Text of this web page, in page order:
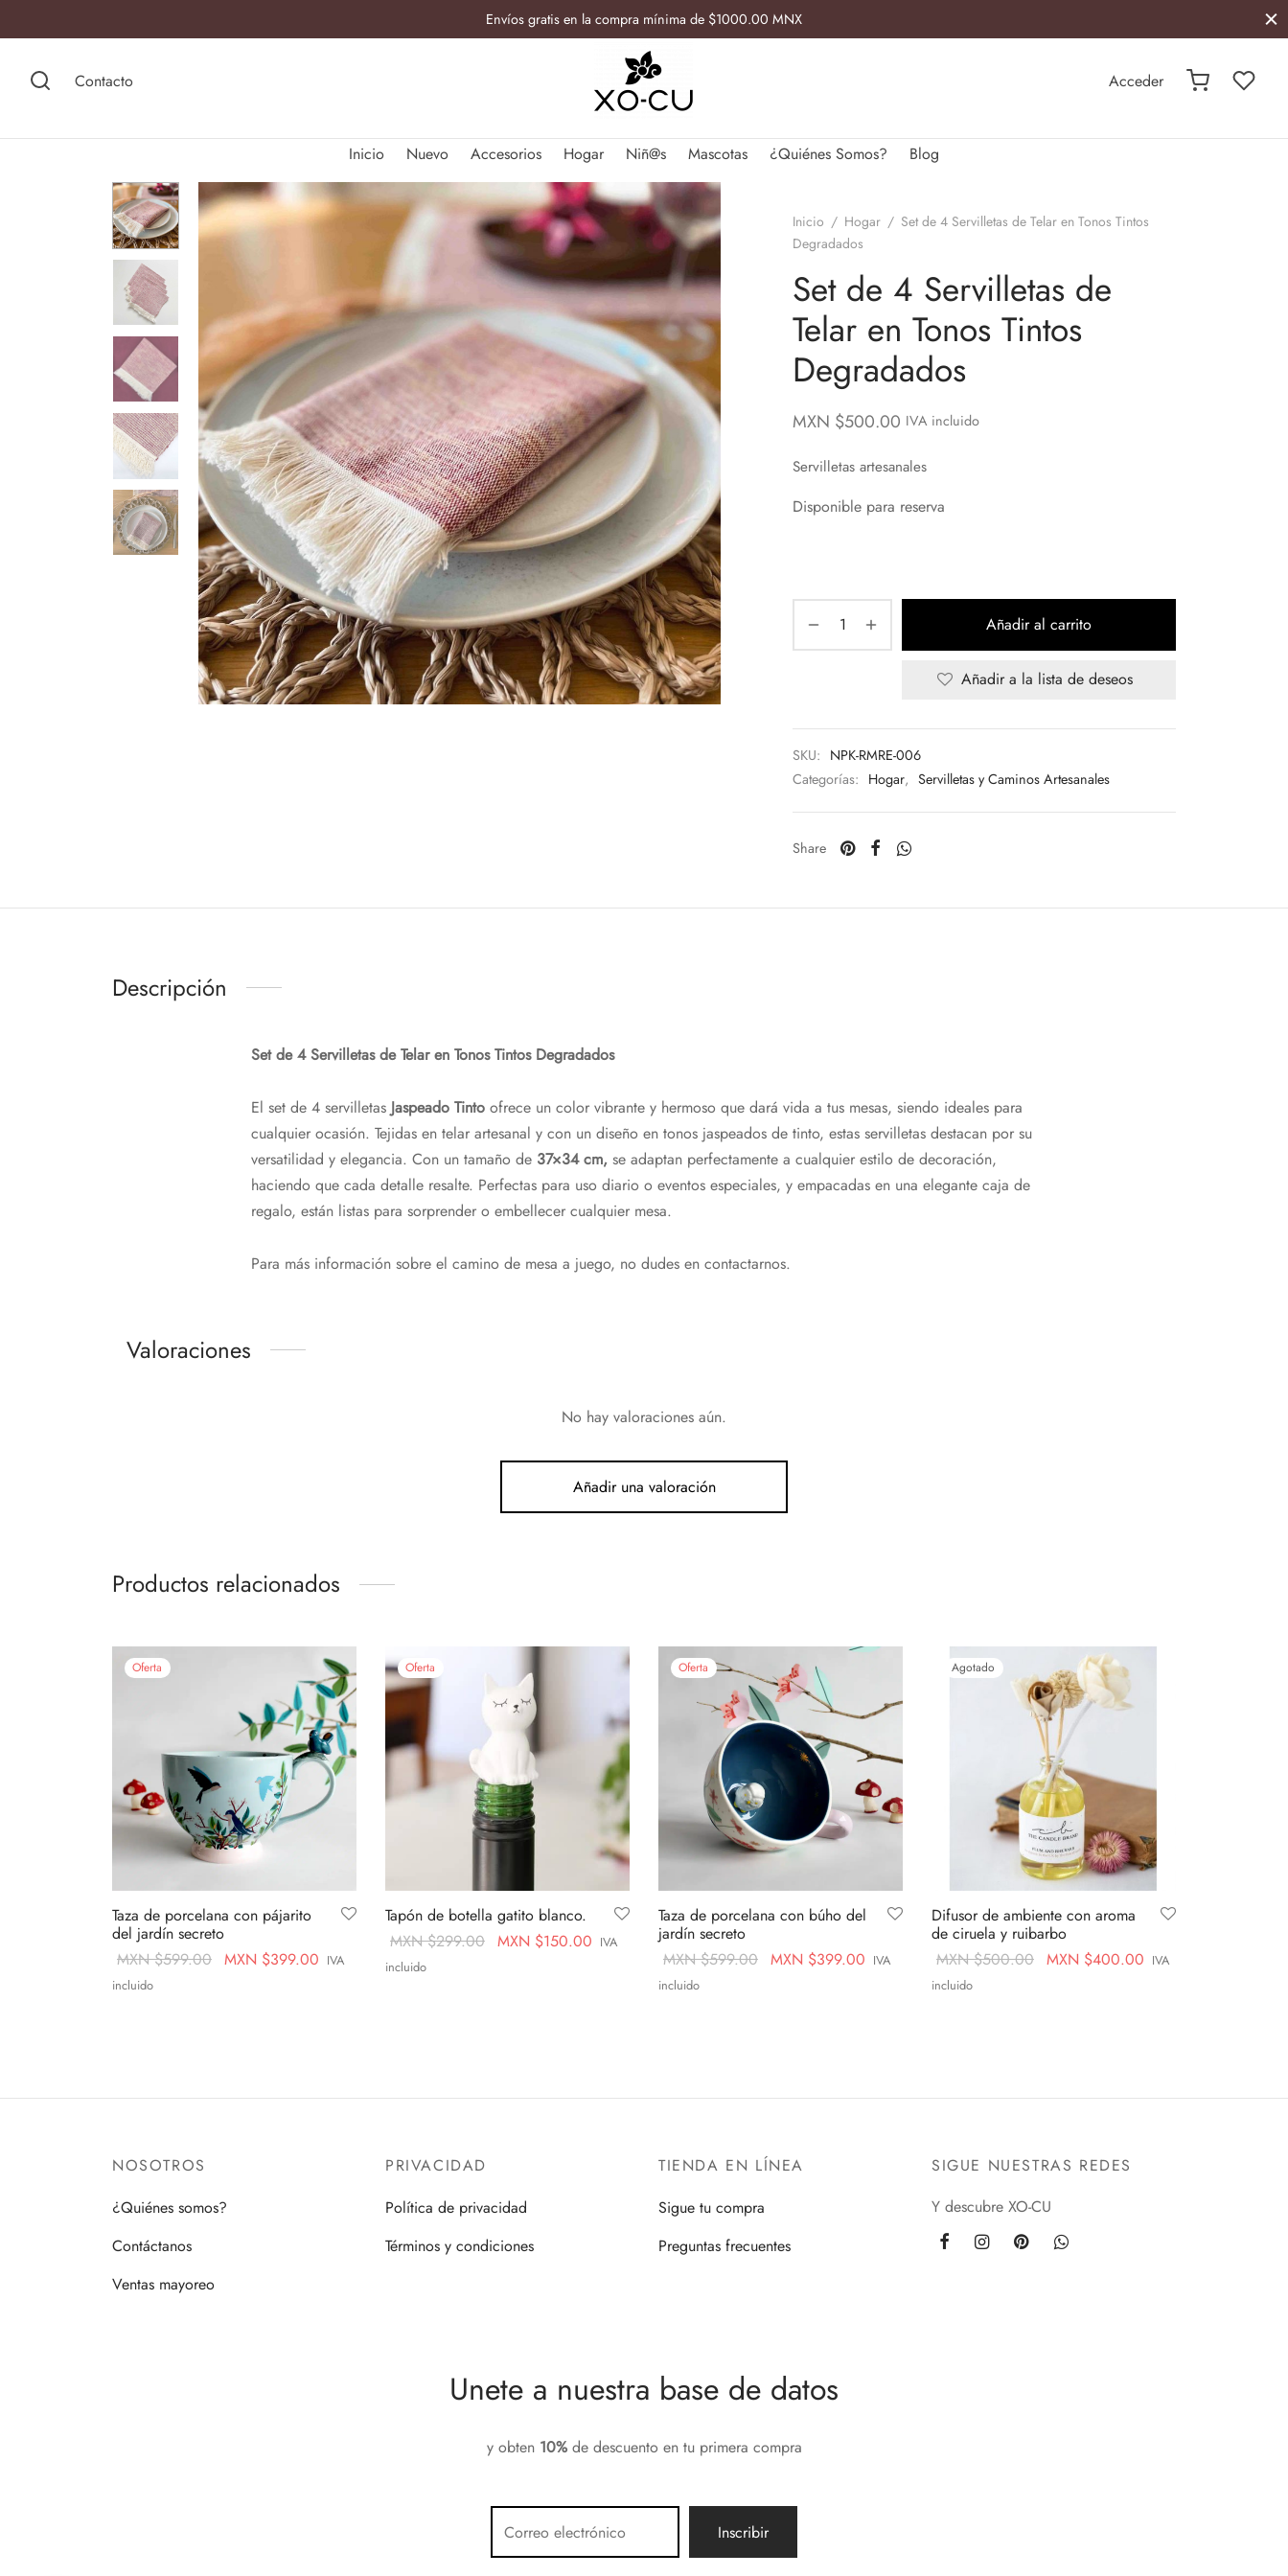
Envíos gratis en la compra mínima de $1000.00 MNX
Contacto Acceder
Inicio Nuevo Accesorios Hogar Niñ@s Mascotas ¿Quiénes Somos? Blog
Inicio / Hogar / Set de 4 Servilletas de Telar en Tonos Tintos
Degradados
Set de 4 Servilletas de
Telar en Tonos Tintos
Degradados
MXN $500.00 IVA incluido
Servilletas artesanales
Disponible para reserva
Añadir al carrito
Añadir a la lista de deseos
SKU: NPK-RMRE-006
Categorías: Hogar, Servilletas y Caminos Artesanales
Share
Descripción
Set de 4 Servilletas de Telar en Tonos Tintos Degradados
El set de 4 servilletas Jaspeado Tinto ofrece un color vibrante y hermoso que dará vida a tus mesas, siendo ideales para
cualquier ocasión. Tejidas en telar artesanal y con un diseño en tonos jaspeados de tinto, estas servilletas destacan por su
versatilidad y elegancia. Con un tamaño de 37×34 cm, se adaptan perfectamente a cualquier estilo de decoración,
haciendo que cada detalle resalte. Perfectas para uso diario o eventos especiales, y empacadas en una elegante caja de
regalo, están listas para sorprender o embellecer cualquier mesa.
Para más información sobre el camino de mesa a juego, no dudes en contactarnos.
Valoraciones
No hay valoraciones aún.
Añadir una valoración
Productos relacionados
Oferta
Taza de porcelana con pájarito
del jardín secreto
MXN $599.00 Original
MXN $399.00 Current
IVA
incluido
Oferta
Tapón de botella gatito blanco.
MXN $299.00 Original
MXN $150.00 Current
IVA
incluido
Oferta
Taza de porcelana con búho del
jardín secreto
MXN $599.00 Original
MXN $399.00 Current
IVA
incluido
Agotado
Difusor de ambiente con aroma
de ciruela y ruibarbo
MXN $500.00 Original
MXN $400.00 Current
IVA
incluido
NOSOTROS
¿Quiénes somos?
Contáctanos
Ventas mayoreo
PRIVACIDAD
Política de privacidad
Términos y condiciones
TIENDA EN LÍNEA
Sigue tu compra
Preguntas frecuentes
SIGUE NUESTRAS REDES
Y descubre XO-CU
Unete a nuestra base de datos
y obten 10%de descuento en tu primera compra